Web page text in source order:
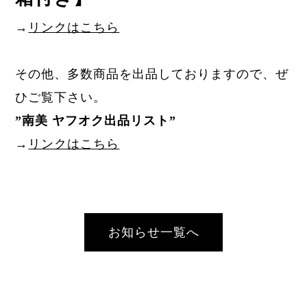
→ リンクはこちら
その他、多数商品を出品しておりますので、ぜ
ひご覧下さい。
”南美 ヤフオク出品リスト”
→ リンクはこちら
お知らせ一覧へ